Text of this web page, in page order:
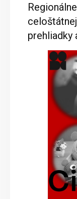
prehliadky